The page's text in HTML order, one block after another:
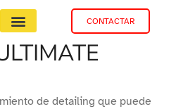
CONTACTAR
de detailing que puede